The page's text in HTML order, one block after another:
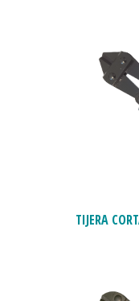
TIJERA